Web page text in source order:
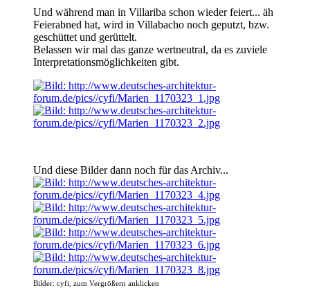
Und während man in Villariba schon wieder feiert... äh
Feierabned hat, wird in Villabacho noch geputzt, bzw.
geschüttet und gerüttelt.
Belassen wir mal das ganze wertneutral, da es zuviele
Interpretationsmöglichkeiten gibt.
Und diese Bilder dann noch für das Archiv...
Bilder: cyfi, zum Vergrößern anklicken